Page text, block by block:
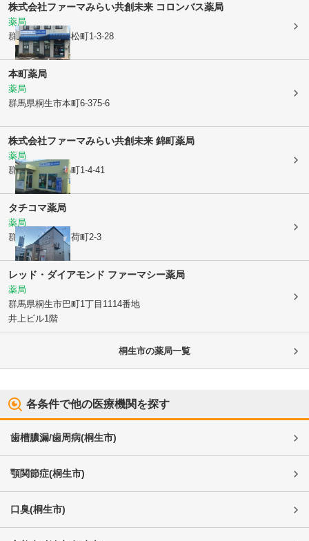
株式会社ファーマみらい共創未来 コロンバス薬局
薬局
群馬県桐生市浜松町1-3-28
本町薬局
薬局
群馬県桐生市本町6-375-6
株式会社ファーマみらい共創未来 錦町薬局
薬局
群馬県桐生市錦町1-4-41
タチコマ薬局
薬局
群馬県桐生市稲荷町2-3
レッド・ダイアモンド ファーマシー薬局
薬局
群馬県桐生市巴町1丁目1114番地
井上ビル1階
桐生市の薬局一覧
各条件で他の医療機関を探す
歯槽膿漏/歯周病(桐生市)
顎関節症(桐生市)
口臭(桐生市)